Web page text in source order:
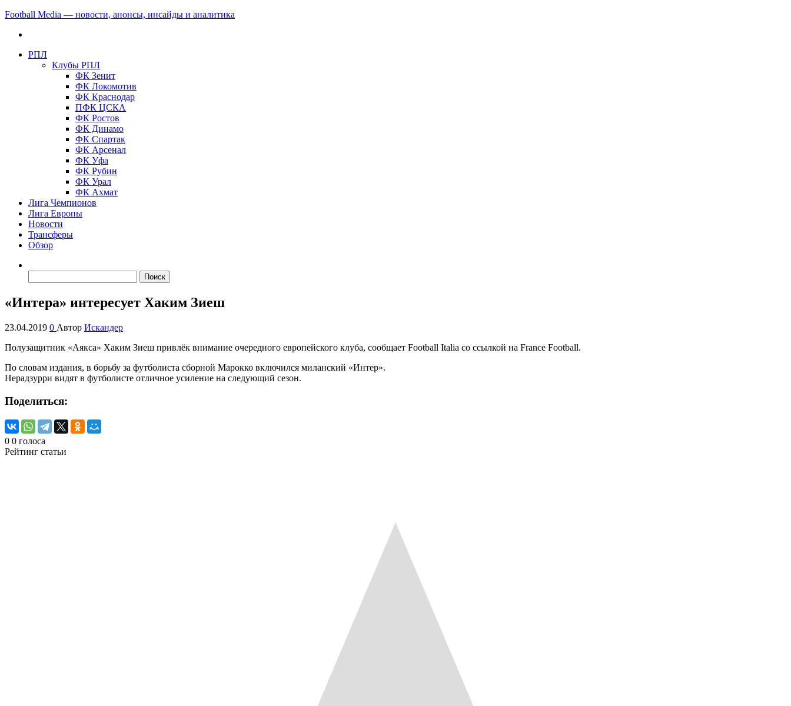
Football Media — новости, анонсы, инсайды и аналитика
РПЛ
Клубы РПЛ
ФК Зенит
ФК Локомотив
ФК Краснодар
ПФК ЦСКА
ФК Ростов
ФК Динамо
ФК Спартак
ФК Арсенал
ФК Уфа
ФК Рубин
ФК Урал
ФК Ахмат
Лига Чемпионов
Лига Европы
Новости
Трансферы
Обзор
«Интера» интересует Хаким Зиеш
23.04.2019 0 Автор Искандер
Полузащитник «Аякса» Хаким Зиеш привлёк внимание очередного европейского клуба, сообщает Football Italia со ссылкой на France Football.
По словам издания, в борьбу за футболиста сборной Марокко включился миланский «Интер».
Нерадзурри видят в футболисте отличное усиление на следующий сезон.
Поделиться:
0 0 голоса
Рейтинг статьи